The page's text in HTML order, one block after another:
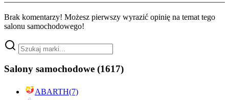
Brak komentarzy! Możesz pierwszy wyrazić opinię na temat tego
salonu samochodowego!
Salony samochodowe (1617)
ABARTH(7)